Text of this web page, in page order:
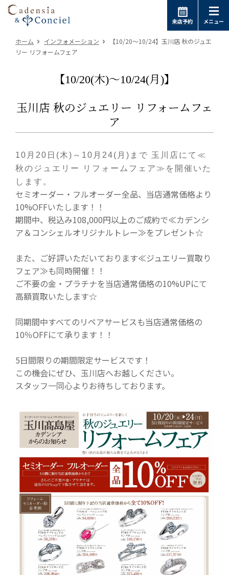
来店予約 メニュー
ホーム インフォメーション
【10/20～10/24】玉川店 秋のジュエ
リー リフォームフェア
【10/20(木)～10/24(月)】
玉川店 秋のジュエリー リフォームフェ
ア
10月20日(木)～10月24(月)まで 玉川店にて≪
秋のジュエリー リフォームフェア≫を開催いた
します。
セミオーダー・フルオーダー全品、当店通常価格より
10%OFFいたします！！
期間中、税込み108,000円以上のご成約で≪カデンシ
ア＆コンシェルオリジナルトレー≫をプレゼント☆
また、ご好評いただいております≪ジュエリー買取り
フェア≫も同時開催！！
ご不要の金・プラチナを当店通常価格の10%UPにて
高額買取いたします☆
同期間中すべてのリペアサービスも当店通常価格の
10％OFFにて承ります！！
5日間限りの期間限定サービスです！
この機会にぜひ、玉川店へお越しください。
スタッフ一同心よりお待ちしております。